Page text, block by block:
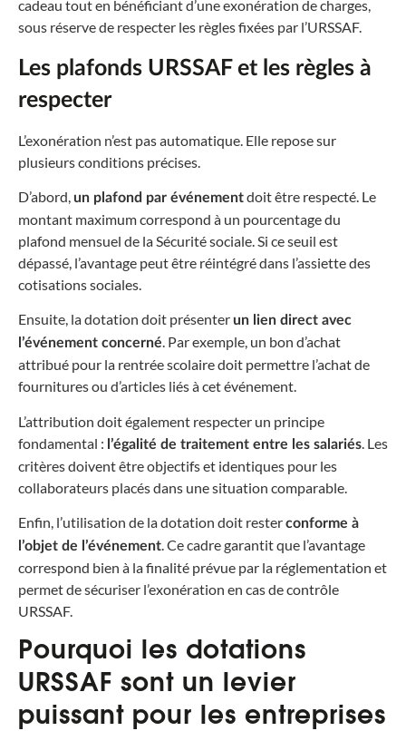
cadeau tout en bénéficiant d’une exonération de charges,
sous réserve de respecter les règles fixées par l’URSSAF.
Les plafonds URSSAF et les règles à
respecter
L’exonération n’est pas automatique. Elle repose sur
plusieurs conditions précises.
D’abord, un plafond par événementdoit être respecté. Le
montant maximum correspond à un pourcentage du
plafond mensuel de la Sécurité sociale. Si ce seuil est
dépassé, l’avantage peut être réintégré dans l’assiette des
cotisations sociales.
Ensuite, la dotation doit présenter un lien direct avec
l’événement concerné. Par exemple, un bon d’achat
attribué pour la rentrée scolaire doit permettre l’achat de
fournitures ou d’articles liés à cet événement.
L’attribution doit également respecter un principe
fondamental : l’égalité de traitement entre les salariés. Les
critères doivent être objectifs et identiques pour les
collaborateurs placés dans une situation comparable.
Enfin, l’utilisation de la dotation doit resterconforme à
l’objet de l’événement. Ce cadre garantit que l’avantage
correspond bien à la finalité prévue par la réglementation et
permet de sécuriser l’exonération en cas de contrôle
URSSAF.
Pourquoi les dotations
URSSAF sont un levier
puissant pour les entreprises